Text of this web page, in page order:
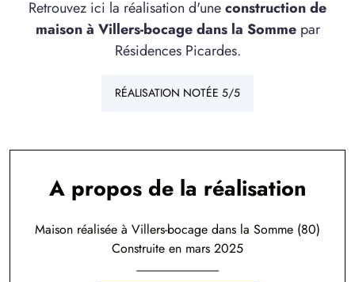
ARTICLES
Retrouvez ici la réalisation d'uneconstruction de
maison à Villers-bocage dans la Sommepar
Résidences Picardes.
RÉALISATION NOTÉE 5/5
A propos de la réalisation
Maison réalisée à Villers-bocage dans la Somme (80)
Construite en mars 2025